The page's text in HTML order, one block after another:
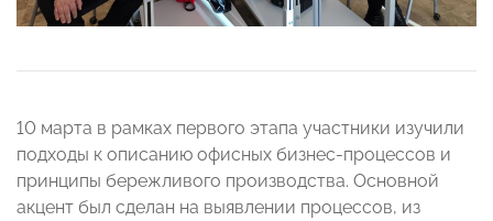
10 марта в рамках первого этапа участники изучили
подходы к описанию офисных бизнес-процессов и
принципы бережливого производства. Основной
акцент был сделан на выявлении процессов, из